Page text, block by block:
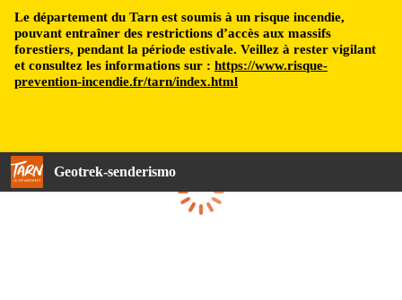
Le département du Tarn est soumis à un risque incendie,
pouvant entraîner des restrictions d’accès aux massifs
forestiers, pendant la période estivale. Veillez à rester vigilant
et consultez les informations sur : https://www.risque-
prevention-incendie.fr/tarn/index.html
Geotrek-senderismo
Cargando